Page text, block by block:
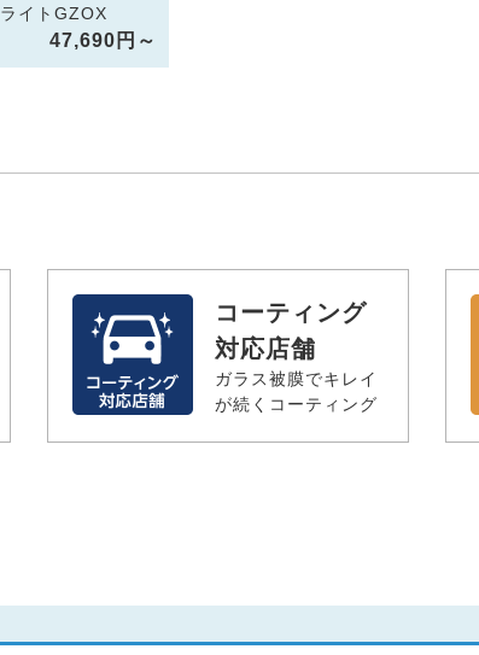
ライトGZOX
47,690円～
コーティング
対応店舗
ガラス被膜でキレイ
が続くコーティング